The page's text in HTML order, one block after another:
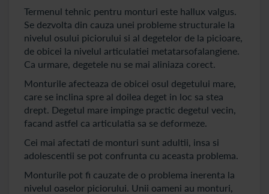
Termenul tehnic pentru monturi este hallux valgus.
Se dezvolta din cauza unei probleme structurale la
nivelul osului piciorului si al degetelor de la picioare,
de obicei la nivelul articulatiei metatarsofalangiene.
Ca urmare, degetele nu se mai aliniaza corect.
Monturile afecteaza de obicei osul degetului mare,
care se inclina spre al doilea deget in loc sa stea
drept. Degetul mare impinge practic degetul vecin,
facand astfel ca articulatia sa se deformeze.
Cei mai afectati de monturi sunt adultii, insa si
adolescentii se pot confrunta cu aceasta problema.
Monturile pot fi cauzate de o problema inerenta la
nivelul oaselor piciorului. Unii oameni au monturi,